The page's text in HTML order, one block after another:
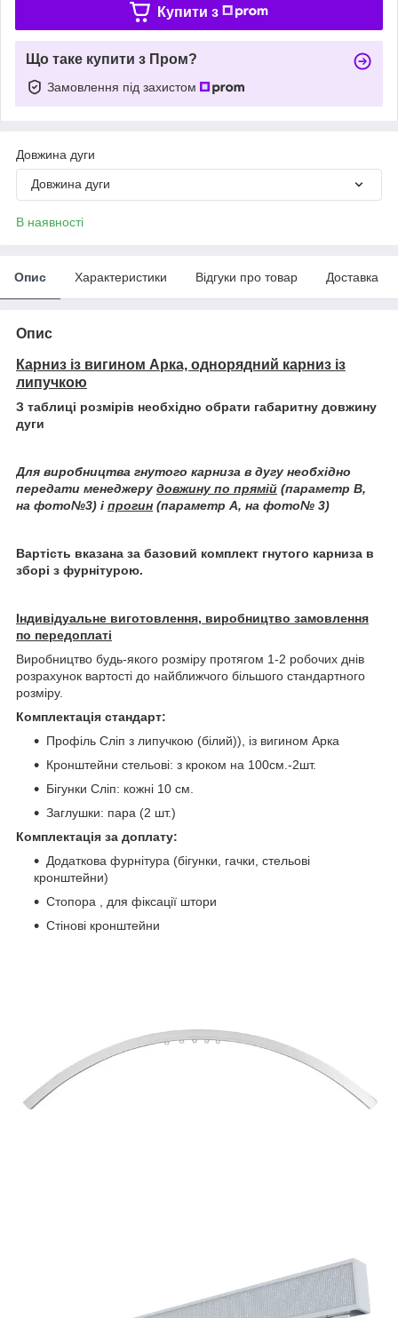
Купити з
Що таке купити з Пром?
Замовлення під захистом
Довжина дуги
Довжина дуги
В наявності
Опис Характеристики Відгуки про товар Доставка
Опис
Карниз із вигином Арка, однорядний карниз із
липучкою
З таблиці розмірів необхідно обрати габаритну довжину
дуги
Для виробництва гнутого карниза в дугу необхідно
передати менеджеру довжину по прямій (параметр В,
на фото№3) і прогин (параметр А, на фото№ 3)
Вартість вказана за базовий комплект гнутого карниза в
зборі з фурнітурою.
Індивідуальне виготовлення, виробництво замовлення
по передоплаті
Виробництво будь-якого розміру протягом 1-2 робочих днів
розрахунок вартості до найближчого більшого стандартного
розміру.
Комплектація стандарт:
Профіль Сліп з липучкою (білий)), із вигином Арка
Кронштейни стельові: з кроком на 100см.-2шт.
Бігунки Сліп: кожні 10 см.
Заглушки: пара (2 шт.)
Комплектація за доплату:
Додаткова фурнітура (бігунки, гачки, стельові
кронштейни)
Стопора , для фіксації штори
Стінові кронштейни